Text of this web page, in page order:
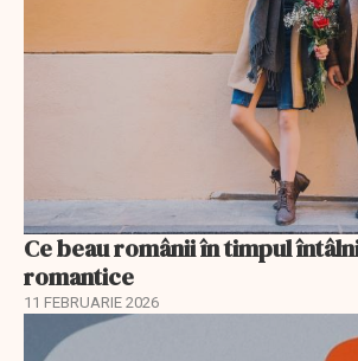
Ce beau românii în timpul
romantice
11 FEBRUARIE 2026